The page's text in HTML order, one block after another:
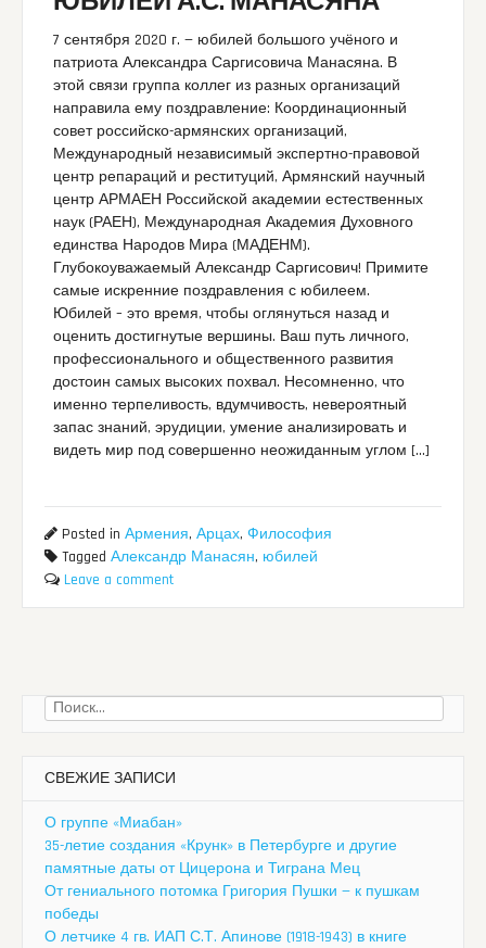
7 сентября 2020 г. — юбилей большого учёного и
патриота Александра Саргисовича Манасяна. В
этой связи группа коллег из разных организаций
направила ему поздравление: Координационный
совет российско-армянских организаций,
Международный независимый экспертно-правовой
центр репараций и реституций, Армянский научный
центр АРМАЕН Российской академии естественных
наук (РАЕН), Международная Академия Духовного
единства Народов Мира (МАДЕНМ).
Глубокоуважаемый Александр Саргисович! Примите
самые искренние поздравления с юбилеем.
Юбилей – это время, чтобы оглянуться назад и
оценить достигнутые вершины. Ваш путь личного,
профессионального и общественного развития
достоин самых высоких похвал. Несомненно, что
именно терпеливость, вдумчивость, невероятный
запас знаний, эрудиции, умение анализировать и
видеть мир под совершенно неожиданным углом […]
Posted inАрмения,Арцах,Философия
TaggedАлександр Манасян, юбилей
Leave a comment
Найти:
СВЕЖИЕ ЗАПИСИ
О группе «Миабан»
35-летие создания «Крунк» в Петербурге и другие
памятные даты от Цицерона и Тиграна Мец
От гениального потомка Григория Пушки — к пушкам
победы
О летчике 4 гв. ИАП С.Т. Апинове (1918-1943) в книге